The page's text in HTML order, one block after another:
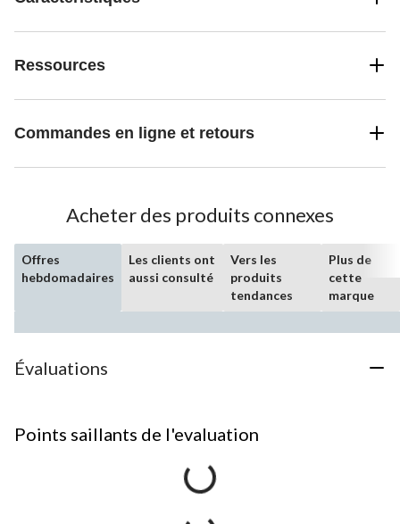
Ressources
Commandes en ligne et retours
Acheter des produits connexes
Offres
hebdomadaires
Les clients ont
aussi consulté
Vers les
produits
tendances
Plus de
cette
marque
Évaluations
Points saillants de l'evaluation